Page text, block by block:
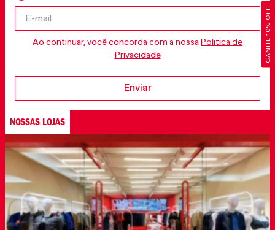
GANHE 10% OFF
Ao continuar, você concorda com a nossa Politica de
Privacidade
Enviar
NOSSAS LOJAS